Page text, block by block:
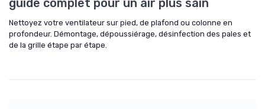
guide complet pour un air plus sain
Nettoyez votre ventilateur sur pied, de plafond ou colonne en
profondeur. Démontage, dépoussiérage, désinfection des pales et
de la grille étape par étape.